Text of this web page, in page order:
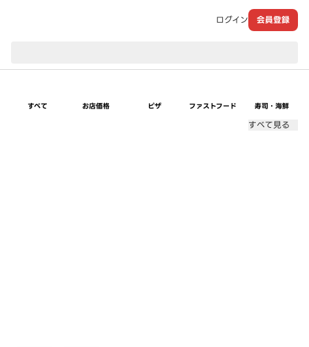
ログイン 会員登録
すべて お店価格 ピザ ファストフード 寿司・海鮮
すべて見る